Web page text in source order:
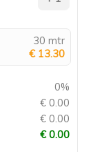
30 mtr
€ 13.30
0%
€ 0.00
€ 0.00
€ 0.00